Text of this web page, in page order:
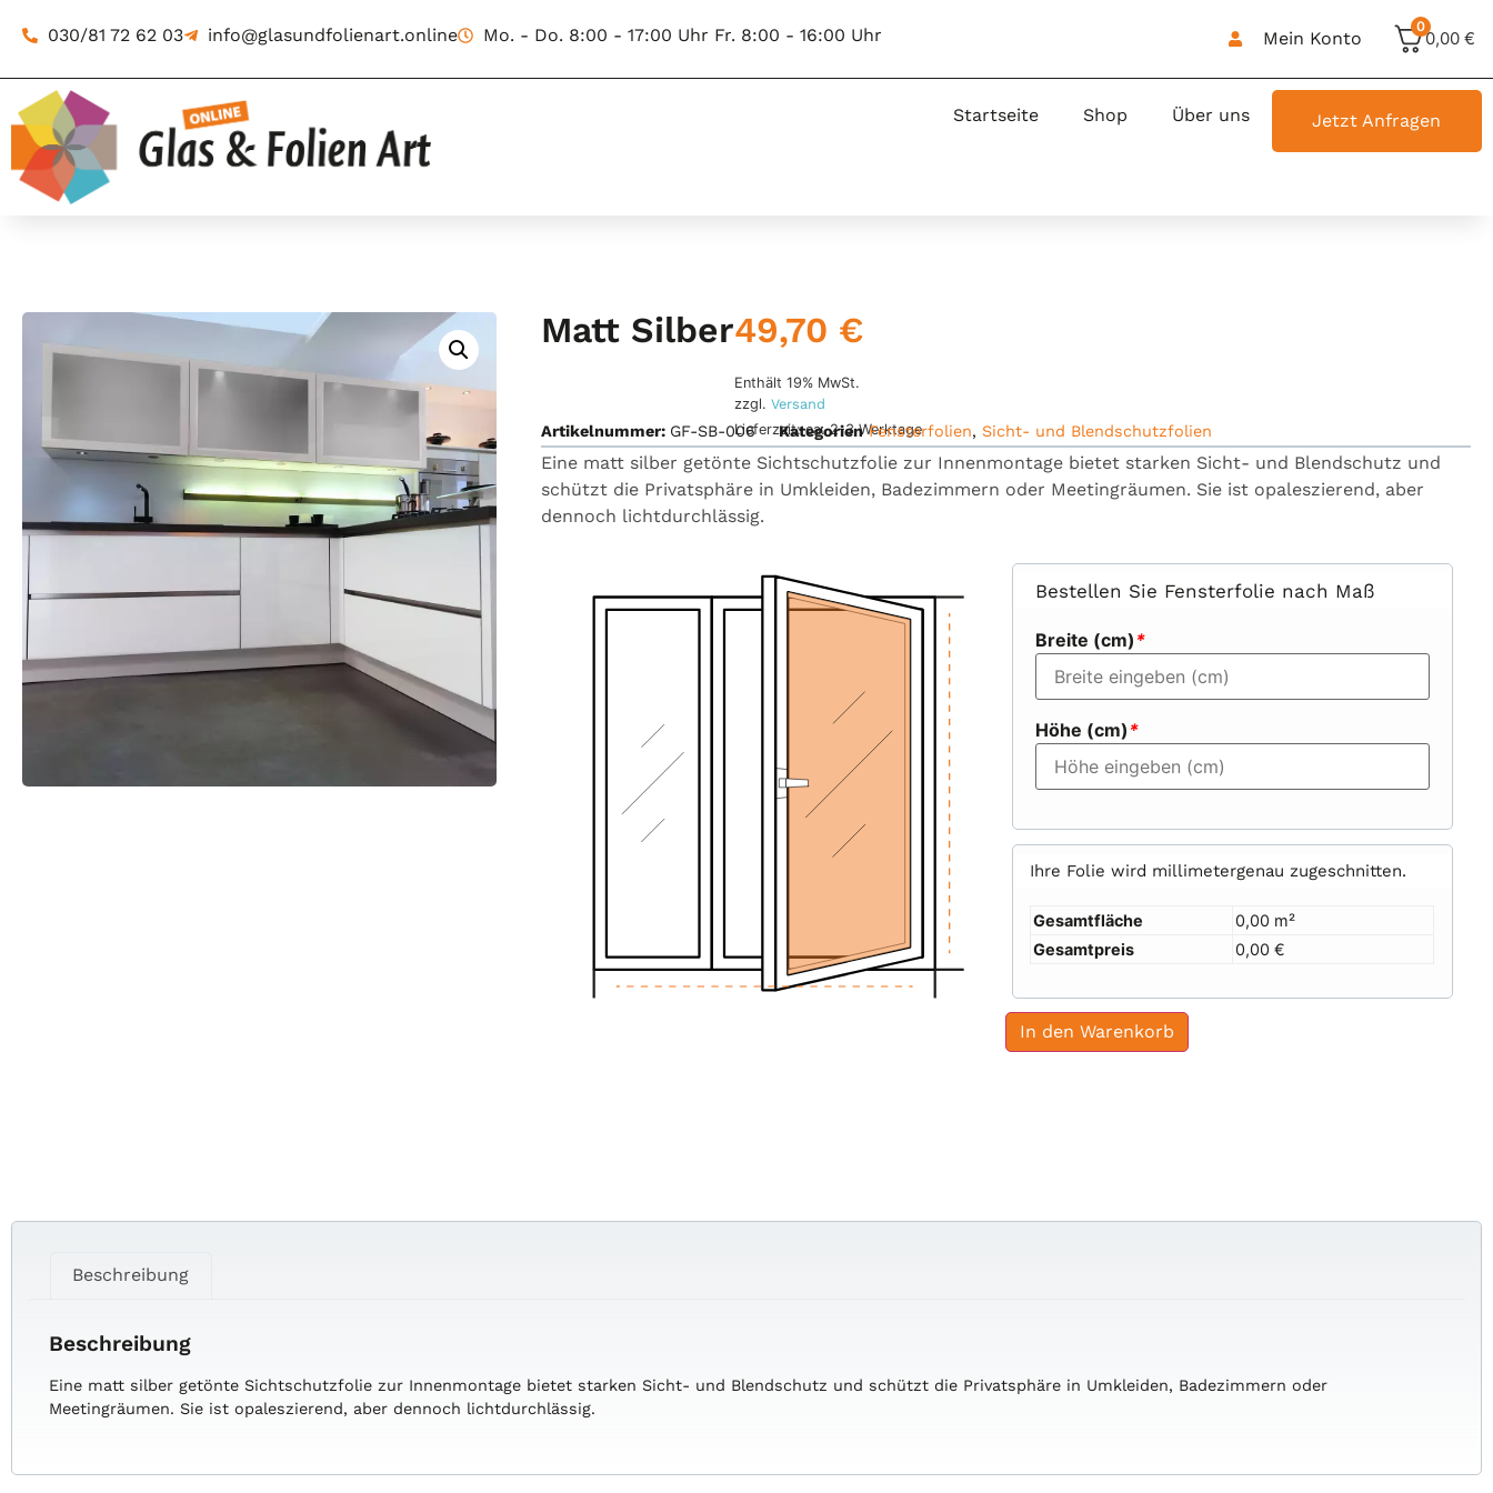
030/81 72 62 03 info@glasundfolienart.online Mo. - Do. 8:00 - 17:00 Uhr Fr. 8:00 - 16:00 Uhr Mein Konto
0
0,00€
Startseite Shop Über uns Jetzt Anfragen
Matt Silber49,70 €
Enthält 19% MwSt.
zzgl. Versand
Lieferzeit: ca. 2-3 Werktage
Artikelnummer: GF-SB-006 Kategorien Fensterfolien, Sicht- und Blendschutzfolien
Eine matt silber getönte Sichtschutzfolie zur Innenmontage bietet starken Sicht- und Blendschutz und
schützt die Privatsphäre in Umkleiden, Badezimmern oder Meetingräumen. Sie ist opaleszierend, aber
dennoch lichtdurchlässig.
Bestellen Sie Fensterfolie nach Maß
Breite (cm) *
Höhe (cm) *
Ihre Folie wird millimetergenau zugeschnitten.
Gesamtfläche
0,00 m²
Gesamtpreis
0,00 €
In den Warenkorb
Beschreibung
Beschreibung
Eine matt silber getönte Sichtschutzfolie zur Innenmontage bietet starken Sicht- und Blendschutz und schützt die Privatsphäre in Umkleiden, Badezimmern oder
Meetingräumen. Sie ist opaleszierend, aber dennoch lichtdurchlässig.